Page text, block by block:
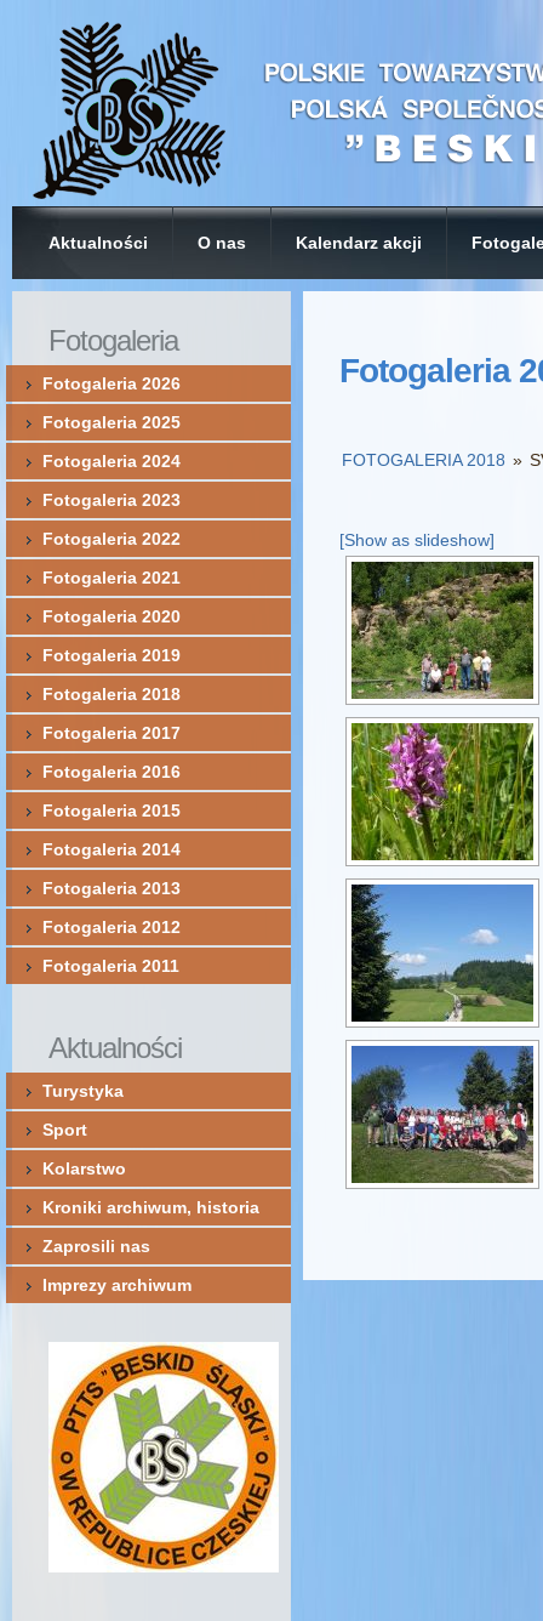
Aktualności O nas Kalendarz akcji
Fotogaleria
FOTOGALERIA 2018 »
[Show as slideshow]
Fotogaleria
Fotogaleria 2026
Fotogaleria 2025
Fotogaleria 2024
Fotogaleria 2023
Fotogaleria 2022
Fotogaleria 2021
Fotogaleria 2020
Fotogaleria 2019
Fotogaleria 2018
Fotogaleria 2017
Fotogaleria 2016
Fotogaleria 2015
Fotogaleria 2014
Fotogaleria 2013
Fotogaleria 2012
Fotogaleria 2011
Aktualności
Turystyka
Sport
Kolarstwo
Kroniki archiwum, historia
Zaprosili nas
Imprezy archiwum